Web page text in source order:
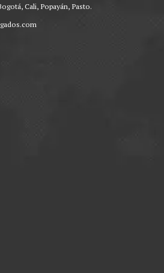
Cali, Popayán, Pasto.